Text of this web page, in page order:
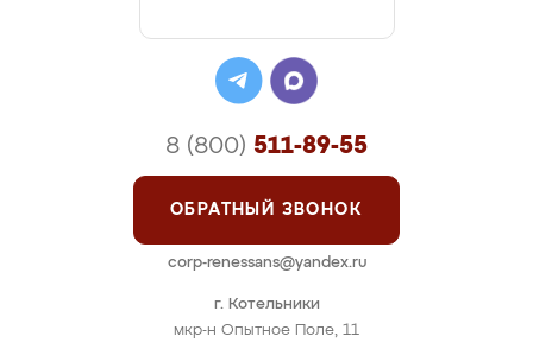
г. Котельники
мкр-н Опытное Поле, 11
8 (800) 511-89-55
ОБРАТНЫЙ ЗВОНОК
corp-renessans@yandex.ru